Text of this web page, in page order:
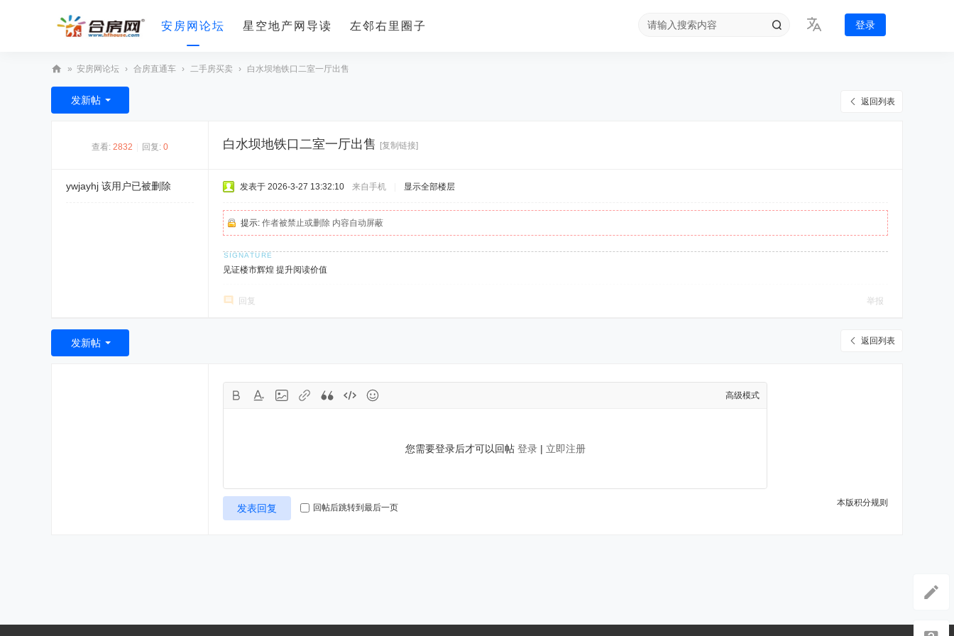
安房网论坛 星空地产网导读 左邻右里圈子 登录
合
房
» 安房网论坛 › 合房直通车 › 二手房买卖 › 白水坝地铁口二室一厅出售
返回列表
发新帖
查看: 2832 回复: 0 白水坝地铁口二室一厅出售 [复制链接]
ywjayhj 该用户已被删除 发表于 2026-3-27 13:32:10 来自手机 显示全部楼层
提示: 作者被禁止或删除 内容自动屏蔽
见证楼市辉煌 提升阅读价值
回复 举报
返回列表
发新帖
高级模式
您需要登录后才可以回帖 登录| 立即注册
本版积分规则
发表回复 回帖后跳转到最后一页